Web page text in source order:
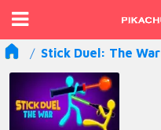
Stick Duel: The War